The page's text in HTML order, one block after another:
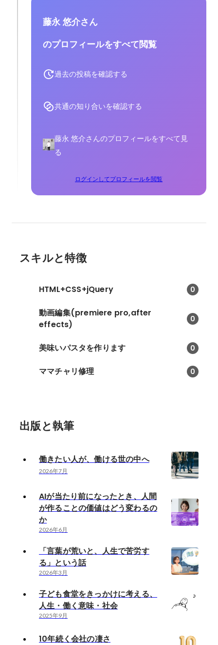
藤永 悠介さん
のプロフィールをすべて閲覧
過去の投稿を確認する
共通の知り合いを確認する
藤永 悠介さんのプロフィールをすべて見
る
ログインしてプロフィールを閲覧
スキルと特徴
HTML+CSS+jQuery 0
動画編集(premiere pro,after
effects)
0
美味いパスタを作ります 0
ママチャリ修理 0
出版と執筆
働きたい人が、働ける世の中へ
2026年7月
AIが当たり前になったとき、人間
が作ることの価値はどう変わるの
か
2026年6月
「言葉が荒いと、人生で苦労す
る」という話
2026年3月
子ども食堂をきっかけに考える、
人生・働く意味・社会
2025年9月
10年続く会社の凄さ